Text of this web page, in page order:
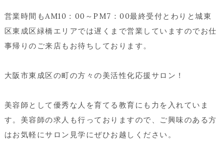
営業時間もAM10：00～PM7：00最終受付とわりと城東
区東成区緑橋エリアでは遅くまで営業していますのでお仕
事帰りのご来店もお待ちしております。
大阪市東成区の町の方々の美活性化応援サロン！
美容師として優秀な人を育てる教育にも力を入れていま
す。美容師の求人も行っておりますので、ご興味のある方
はお気軽にサロン見学にぜひお越しください。